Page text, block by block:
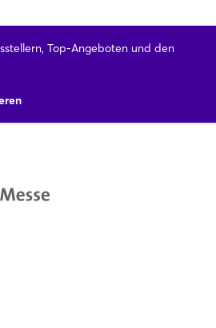
Top-Angeboten und den